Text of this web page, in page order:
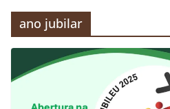
ano jubilar